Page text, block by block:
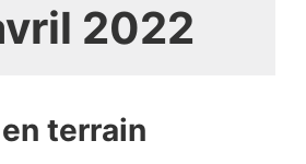
2022
terrain